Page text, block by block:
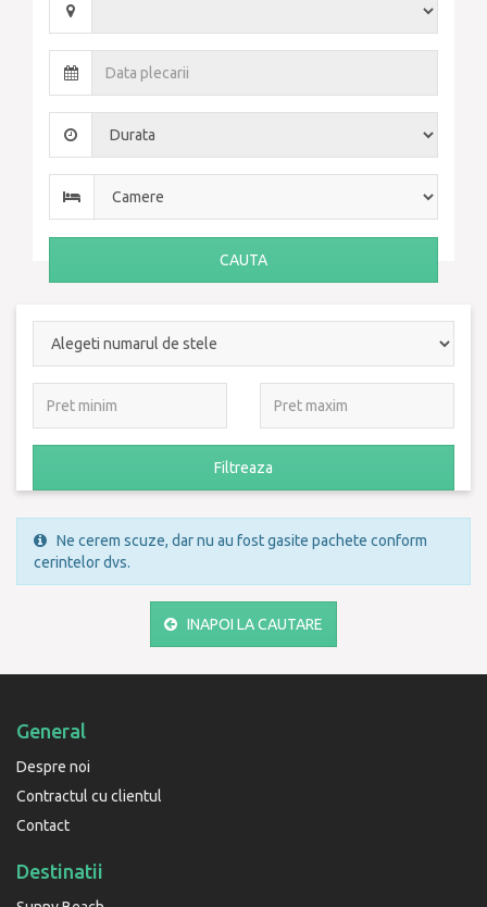
CAUTA
Filtreaza
Ne cerem scuze, dar nu au fost gasite pachete conform
cerintelor dvs.
INAPOI LA CAUTARE
General
Despre noi
Contractul cu clientul
Contact
Destinatii